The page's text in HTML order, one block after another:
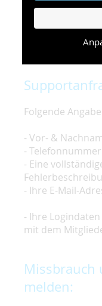
Die schnellste
Seite, die die
Folgende
- Vor- &
-
- Eine
- Ihre E-Mail-
- Ihre
mit dem
Missbrauch
melden: